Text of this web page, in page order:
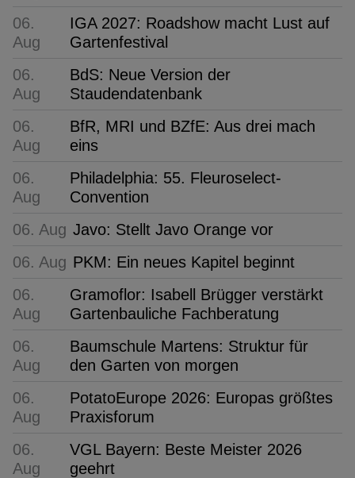
06.
Aug
IGA 2027: Roadshow macht Lust auf
Gartenfestival
06.
Aug
BdS: Neue Version der
Staudendatenbank
06.
Aug
BfR, MRI und BZfE: Aus drei mach
eins
06.
Aug
Philadelphia: 55. Fleuroselect-
Convention
06. Aug Javo: Stellt Javo Orange vor
06. Aug PKM: Ein neues Kapitel beginnt
06.
Aug
Gramoflor: Isabell Brügger verstärkt
Gartenbauliche Fachberatung
06.
Aug
Baumschule Martens: Struktur für
den Garten von morgen
06.
Aug
PotatoEurope 2026: Europas größtes
Praxisforum
06.
Aug
VGL Bayern: Beste Meister 2026
geehrt